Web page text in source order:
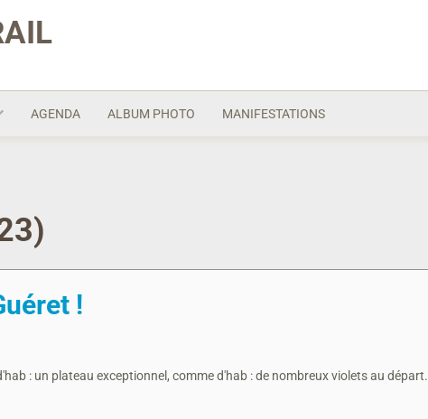
AGENDA ALBUM PHOTO MANIFESTATIONS
!
: un plateau exceptionnel, comme d'hab : de nombreux violets au départ.